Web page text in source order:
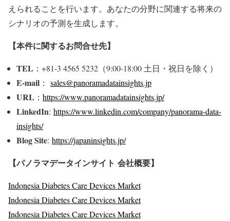
えられることを行います。あなたの分野に関連する将来の
シナリオの予測を生成します。
【本件に関するお問合せ先】
TEL ：+81-3 4565 5232（9:00-18:00 土日・祝日を除く）
E-mail ： sales@panoramadatainsights.jp
URL ： https://www.panoramadatainsights.jp/
LinkedIn: https://www.linkedin.com/company/panorama-data-
insights/
Blog Site: https://japaninsights.jp/
【パノラマデータインサイト 会社概要】
Indonesia Diabetes Care Devices Market
Indonesia Diabetes Care Devices Market
Indonesia Diabetes Care Devices Market